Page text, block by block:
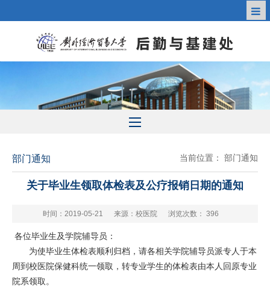
部门通知 当前位置： 部门通知
关于毕业生领取体检表及公疗报销日期的通知
时间：2019-05-21 来源：校医院 浏览次数： 396
各位毕业生及学院辅导员：
为使毕业生体检表顺利归档，请各相关学院辅导员派专人于本
周到校医院保健科统一领取，转专业学生的体检表由本人回原专业
院系领取。